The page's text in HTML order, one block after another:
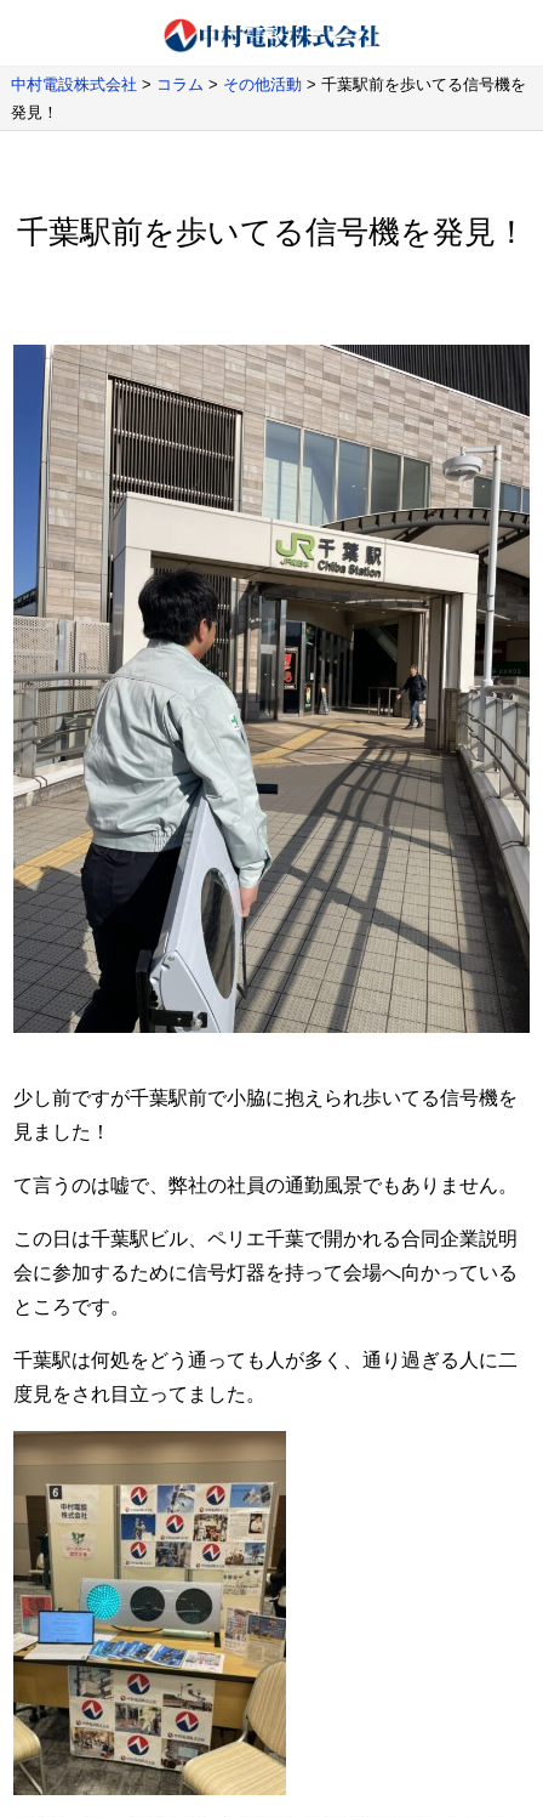
中村電設株式会社 > コラム > その他活動> 千葉駅前を歩いてる信号機を
発見！
千葉駅前を歩いてる信号機を発見！
少し前ですが千葉駅前で小脇に抱えられ歩いてる信号機を
見ました！
て言うのは嘘で、弊社の社員の通勤風景でもありません。
この日は千葉駅ビル、ペリエ千葉で開かれる合同企業説明
会に参加するために信号灯器を持って会場へ向かっている
ところです。
千葉駅は何処をどう通っても人が多く、通り過ぎる人に二
度見をされ目立ってました。